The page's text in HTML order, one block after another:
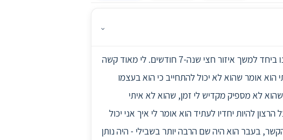
⌄
היי, אני בת 24 הבן זוג 33. אנחנו כל מערכת היחסים נפרדנו וחזרנו, הייתה תקופה שגרנו ביחד למשך איזור חצי שנה-7 חודשים. לי מאוד קשה
הוא אומר שהוא לא יכול להתחייב כי הוא בעצמו
לא מספיק מקדיש לי זמן, שהוא לא איתי
להיות יחדיו לעתיד הוא אומר לי איך אני יכול
בעבר הוא היה שם הרבה יותר בשבילי - היה נותן